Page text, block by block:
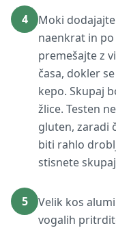
4
Moki
naenkrat in
premešajte z
časa, dokler
kepo. Skupaj
žlice. Testen
gluten, zaradi
biti rahlo
stisnete
5
Velik kos
vogalih